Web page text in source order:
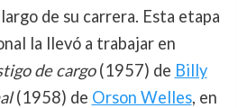
de su carrera. Esta etapa
la llevó a trabajar en
de cargo(1957) de Billy
(1958) de Orson Welles, en